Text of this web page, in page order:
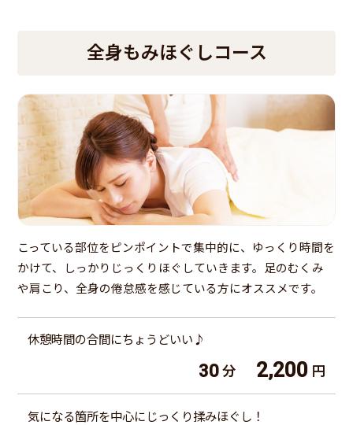
全身もみほぐしコース
こっている部位をピンポイントで集中的に、ゆっくり時間を
かけて、しっかりじっくりほぐしていきます。足のむくみ
や肩こり、全身の倦怠感を感じている方にオススメです。
休憩時間の合間にちょうどいい♪
30 分 2,200 円
気になる箇所を中心にじっくり揉みほぐし！